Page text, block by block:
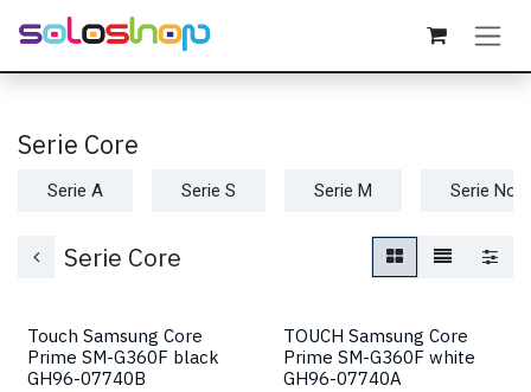
Passa al contenuto
Serie Core
Serie A Serie S Serie M Serie Note
Serie Core
Touch Samsung Core
Prime SM-G360F black
GH96-07740B
TOUCH Samsung Core
Prime SM-G360F white
GH96-07740A